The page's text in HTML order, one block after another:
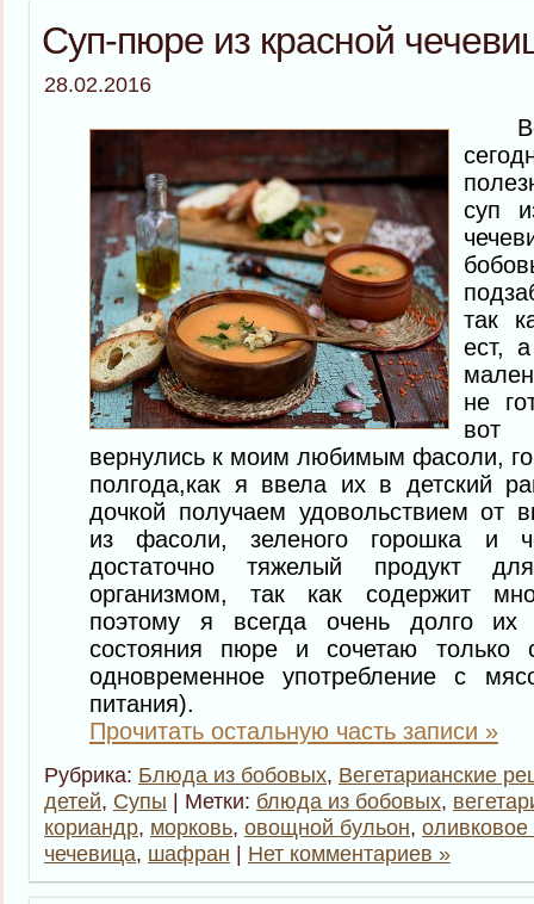
Суп-пюре из красной
28.02.2016
суп
так
ест,
не
вот
вернулись к моим любимым фасоли,
полгода,как я ввела их в детский
дочкой получаем удовольствием от
из фасоли, зеленого горошка и
достаточно тяжелый продукт
организмом, так как содержит
поэтому я всегда очень долго
состояния пюре и сочетаю только
одновременное употребление с
питания).
Прочитать остальную часть записи »
Рубрика: Блюда из бобовых, Вегетарианские
детей, Супы | Метки: блюда из бобовых,
кориандр, морковь, овощной бульон,
чечевица, шафран | Нет комментариев »